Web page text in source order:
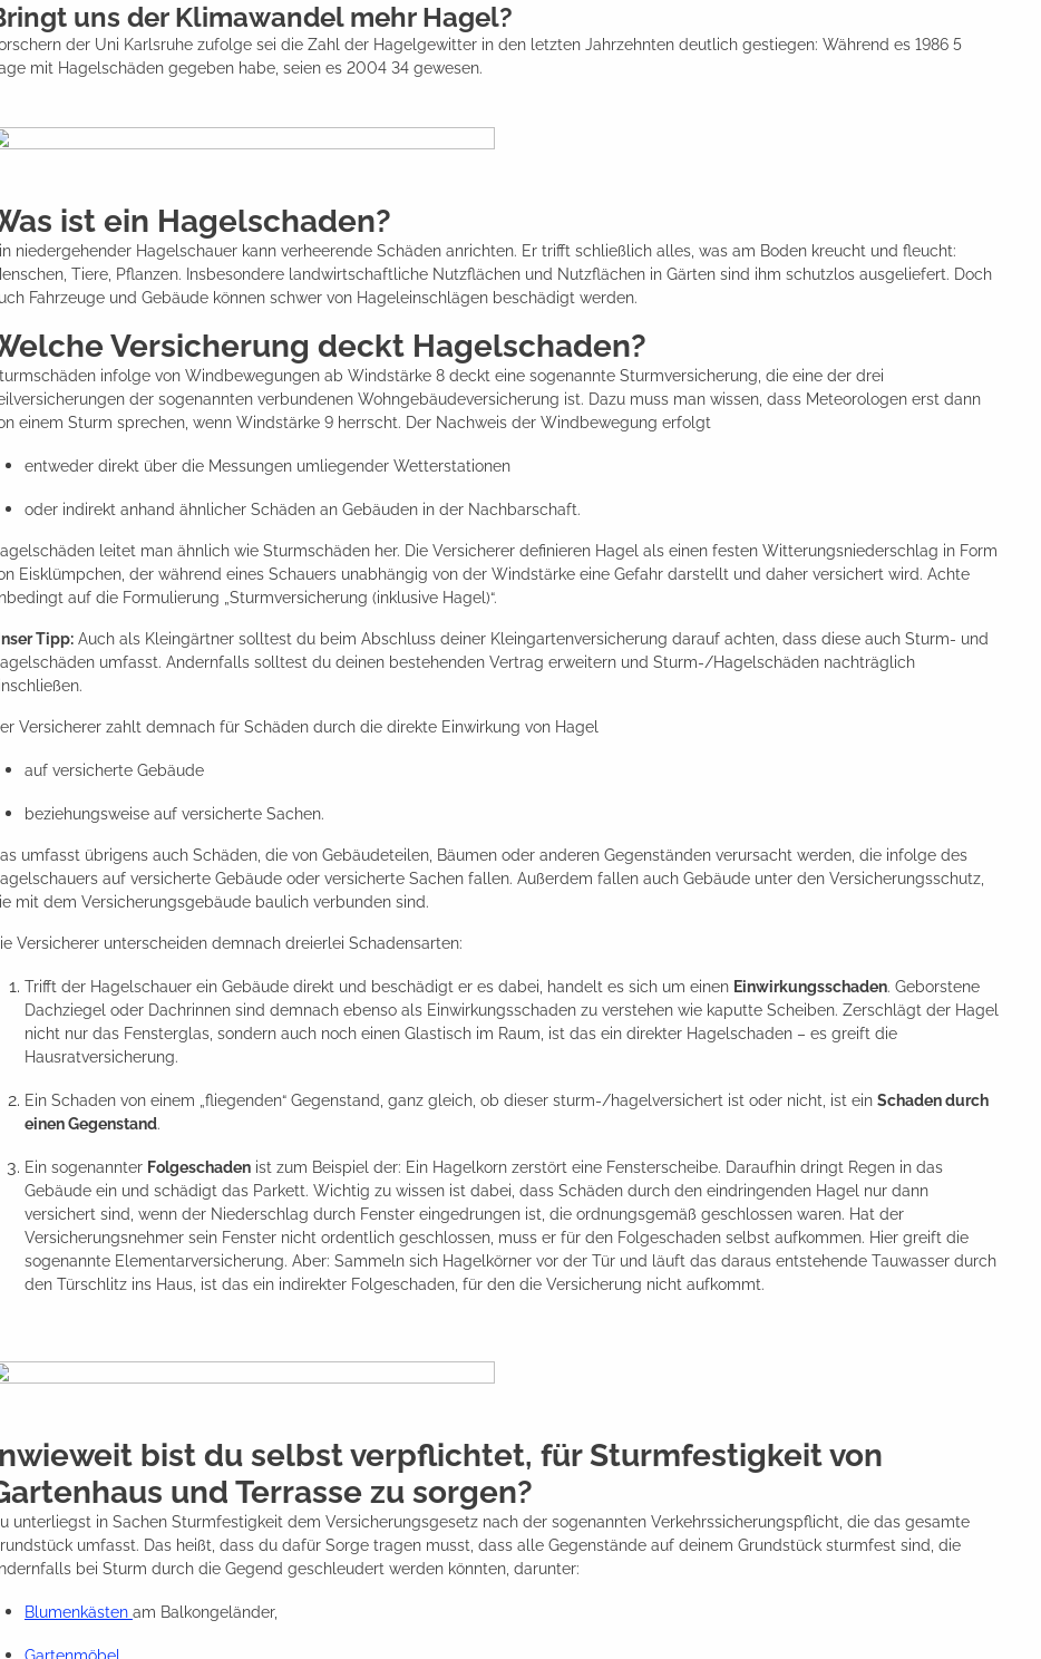
uns der Klimawandel mehr Hagel?
der Uni Karlsruhe zufolge sei die Zahl der Hagelgewitter in den letzten Jahrzehnten deutlich gestiegen: Während es 1986 5
mit Hagelschäden gegeben habe, seien es 2004 34 gewesen.
ist ein Hagelschaden?
niedergehender Hagelschauer kann verheerende Schäden anrichten. Er trifft schließlich alles, was am Boden kreucht und fleucht:
Tiere, Pflanzen. Insbesondere landwirtschaftliche Nutzflächen und Nutzflächen in Gärten sind ihm schutzlos ausgeliefert. Doch
Fahrzeuge und Gebäude können schwer von Hageleinschlägen beschädigt werden.
Versicherung deckt Hagelschaden?
infolge von Windbewegungen ab Windstärke 8 deckt eine sogenannte Sturmversicherung, die eine der drei
der sogenannten verbundenen Wohngebäudeversicherung ist. Dazu muss man wissen, dass Meteorologen erst dann
einem Sturm sprechen, wenn Windstärke 9 herrscht. Der Nachweis der Windbewegung erfolgt
entweder direkt über die Messungen umliegender Wetterstationen
oder indirekt anhand ähnlicher Schäden an Gebäuden in der Nachbarschaft.
leitet man ähnlich wie Sturmschäden her. Die Versicherer definieren Hagel als einen festen Witterungsniederschlag in Form
Eisklümpchen, der während eines Schauers unabhängig von der Windstärke eine Gefahr darstellt und daher versichert wird. Achte
auf die Formulierung „Sturmversicherung (inklusive Hagel)“.
Tipp: Auch als Kleingärtner solltest du beim Abschluss deiner Kleingartenversicherung darauf achten, dass diese auch Sturm- und
umfasst. Andernfalls solltest du deinen bestehenden Vertrag erweitern und Sturm-/Hagelschäden nachträglich
Versicherer zahlt demnach für Schäden durch die direkte Einwirkung von Hagel
auf versicherte Gebäude
beziehungsweise auf versicherte Sachen.
umfasst übrigens auch Schäden, die von Gebäudeteilen, Bäumen oder anderen Gegenständen verursacht werden, die infolge des
auf versicherte Gebäude oder versicherte Sachen fallen. Außerdem fallen auch Gebäude unter den Versicherungsschutz,
mit dem Versicherungsgebäude baulich verbunden sind.
Versicherer unterscheiden demnach dreierlei Schadensarten:
Trifft der Hagelschauer ein Gebäude direkt und beschädigt er es dabei, handelt es sich um einen Einwirkungsschaden. Geborstene
Dachziegel oder Dachrinnen sind demnach ebenso als Einwirkungsschaden zu verstehen wie kaputte Scheiben. Zerschlägt der Hagel
nicht nur das Fensterglas, sondern auch noch einen Glastisch im Raum, ist das ein direkter Hagelschaden – es greift die
Hausratversicherung.
Ein Schaden von einem „fliegenden“ Gegenstand, ganz gleich, ob dieser sturm-/hagelversichert ist oder nicht, ist ein Schaden durch
einen Gegenstand.
Ein sogenannter Folgeschaden ist zum Beispiel der: Ein Hagelkorn zerstört eine Fensterscheibe. Daraufhin dringt Regen in das
Gebäude ein und schädigt das Parkett. Wichtig zu wissen ist dabei, dass Schäden durch den eindringenden Hagel nur dann
versichert sind, wenn der Niederschlag durch Fenster eingedrungen ist, die ordnungsgemäß geschlossen waren. Hat der
Versicherungsnehmer sein Fenster nicht ordentlich geschlossen, muss er für den Folgeschaden selbst aufkommen. Hier greift die
sogenannte Elementarversicherung. Aber: Sammeln sich Hagelkörner vor der Tür und läuft das daraus entstehende Tauwasser durch
den Türschlitz ins Haus, ist das ein indirekter Folgeschaden, für den die Versicherung nicht aufkommt.
bist du selbst verpflichtet, für Sturmfestigkeit von
und Terrasse zu sorgen?
unterliegst in Sachen Sturmfestigkeit dem Versicherungsgesetz nach der sogenannten Verkehrssicherungspflicht, die das gesamte
umfasst. Das heißt, dass du dafür Sorge tragen musst, dass alle Gegenstände auf deinem Grundstück sturmfest sind, die
bei Sturm durch die Gegend geschleudert werden könnten, darunter:
Blumenkästen am Balkongeländer,